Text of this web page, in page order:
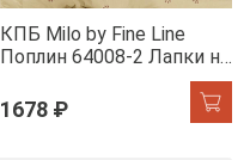
КПБ Milo by Fine Line
Поплин 64008-2 Лапки на
1678 ₽